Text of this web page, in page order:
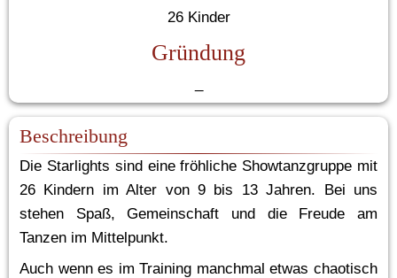
26 Kinder
Gründung
Beschreibung
Die Starlights sind eine fröhliche Showtanzgruppe mit
26 Kindern im Alter von 9 bis 13 Jahren. Bei uns
stehen Spaß, Gemeinschaft und die Freude am
Tanzen im Mittelpunkt.
Auch wenn es im Training manchmal etwas chaotisch